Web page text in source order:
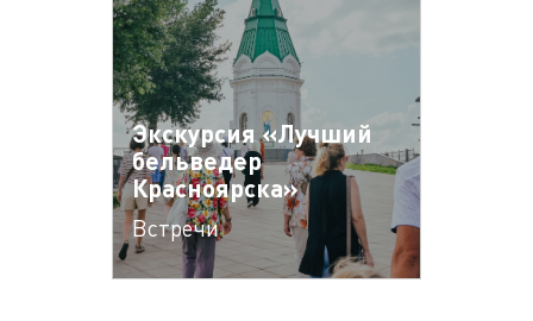
Экскурсия «Лучший
бельведер
Красноярска»
Встречи